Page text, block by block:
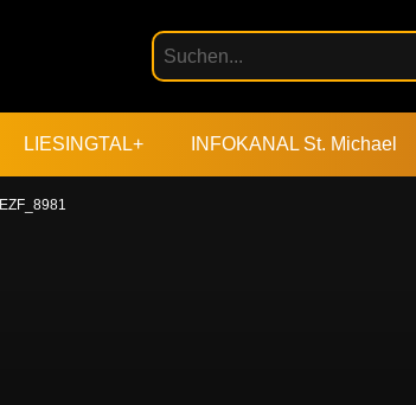
LIESINGTAL+ INFOKANAL St. Michael
EZF_8981